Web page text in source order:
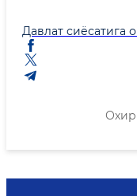
Давлат сиёсатига